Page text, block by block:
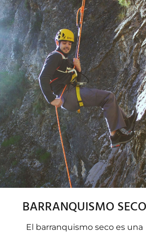
BARRANQUISMO SECO
El barranquismo seco es una